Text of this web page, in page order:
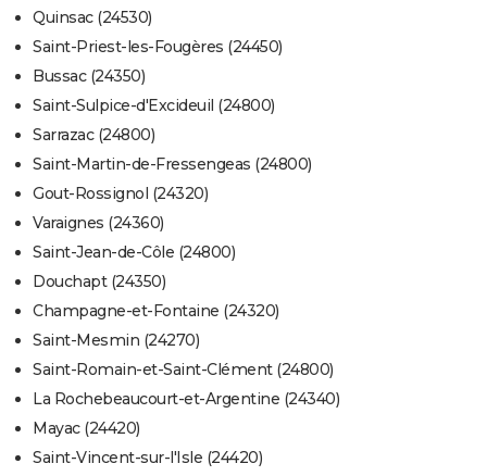
Quinsac (24530)
Saint-Priest-les-Fougères (24450)
Bussac (24350)
Saint-Sulpice-d'Excideuil (24800)
Sarrazac (24800)
Saint-Martin-de-Fressengeas (24800)
Gout-Rossignol (24320)
Varaignes (24360)
Saint-Jean-de-Côle (24800)
Douchapt (24350)
Champagne-et-Fontaine (24320)
Saint-Mesmin (24270)
Saint-Romain-et-Saint-Clément (24800)
La Rochebeaucourt-et-Argentine (24340)
Mayac (24420)
Saint-Vincent-sur-l'Isle (24420)